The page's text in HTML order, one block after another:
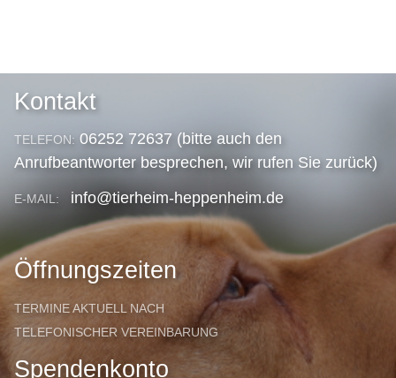
Kontakt
TELEFON: 06252 72637 (bitte auch den
Anrufbeantworter besprechen, wir rufen Sie zurück)
E-MAIL: info@tierheim-heppenheim.de
Öffnungszeiten
TERMINE AKTUELL NACH
TELEFONISCHER VEREINBARUNG
Spendenkonto